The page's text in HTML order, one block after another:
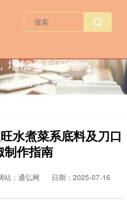
增加盈利可能
供杠杆资金的金融服务！
水煮菜系底料及刀口
制作指南
站：通弘网
日期：2025-07-16